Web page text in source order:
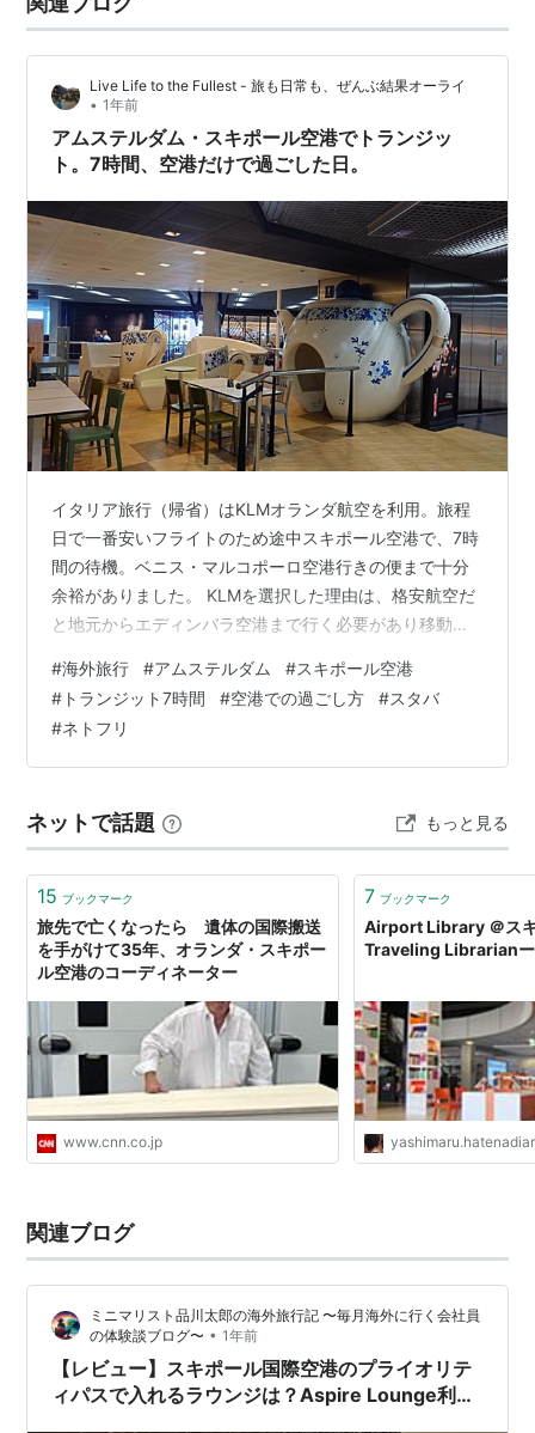
Live Life to the Fullest - 旅も日常も、ぜんぶ結果オーライ
• 1年前
アムステルダム・スキポール空港でトランジッ
ト。7時間、空港だけで過ごした日。
イタリア旅行（帰省）はKLMオランダ航空を利用。旅程
日で一番安いフライトのため途中スキポール空港で、7時
間の待機。ベニス・マルコポーロ空港行きの便まで十分
余裕がありました。 KLMを選択した理由は、格安航空だ
と地元からエディンバラ空港まで行く必要があり移動に3
ー会員のため一番安いチケットを購入しても預かり荷物1
つと座席指定が無料なこと、からです。 スキポール空港
は比較的狭くて国際線から国内線（その反対も）の乗り
換えは、オンタイム着であればおそらく最大40分あれば
ら2番目を陣取りました。 ちな…
#海外旅行 #アムステルダム #スキポール空港
# トランジット7時間 #空港での過ごし方 #スタバ
#ネトフリ
ネットで話題 もっと見る
15 ブックマーク
旅先で亡くなったら 遺体の国際搬送
を手がけて35年、オランダ・スキポー
ル空港のコーディネーター
www.cnn.co.jp
7 ブックマーク
Airport Library ＠ス
Traveling Librarianー
関連ブログ
ミニマリスト品川太郎の海外旅行記 〜毎月海外に行く会社員
の体験談ブログ〜 • 1年前
【レビュー】スキポール国際空港のプライオリテ
ィパスで入れるラウンジは？Aspire Lounge利用